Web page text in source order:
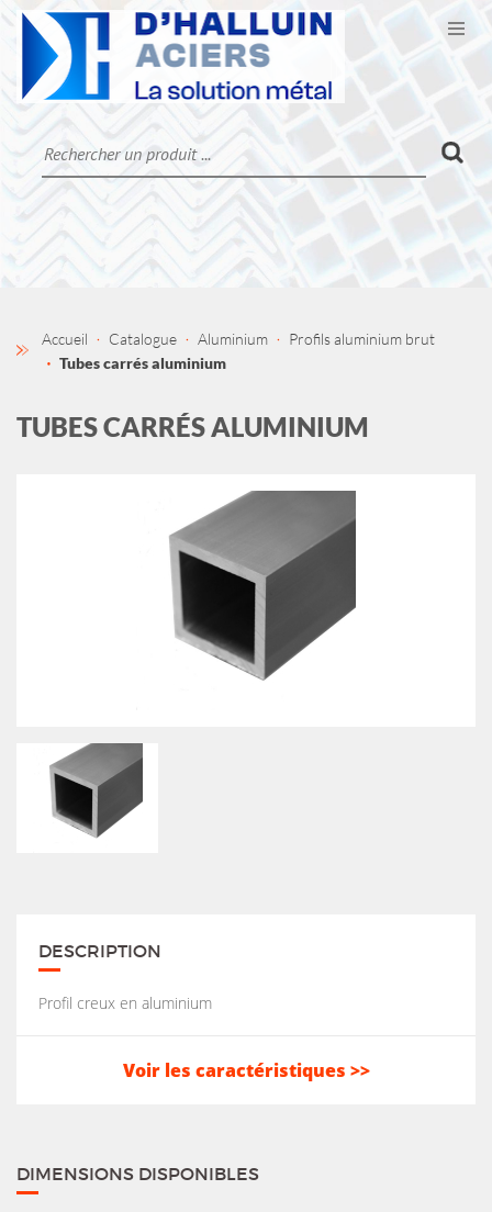
CATALOGUE
LA SOCIÉTÉ
CONTACT
Accueil Catalogue Aluminium
Profils aluminium brut
Tubes carrés aluminium
TUBES CARRÉS ALUMINIUM
DESCRIPTION
Profil creux en aluminium
Voir les caractéristiques >>
DIMENSIONS DISPONIBLES